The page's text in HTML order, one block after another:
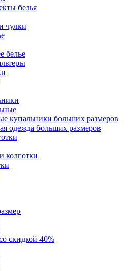
белья
чулки
белье
купальники больших размеров
одежда больших размеров
колготки
скидкой 40%